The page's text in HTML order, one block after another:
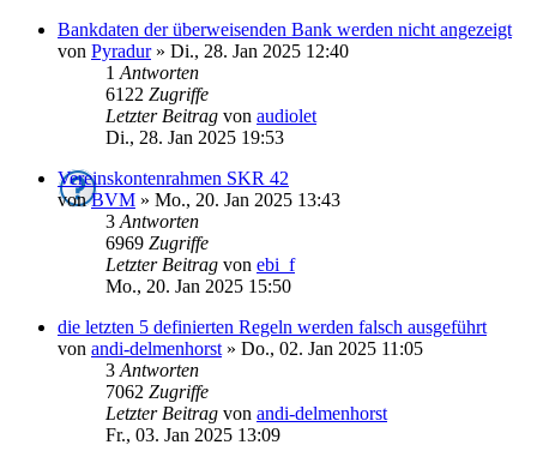
Bankdaten der überweisenden Bank werden nicht angezeigt
von Pyradur» Di., 28. Jan 2025 12:40
1 Antworten
6122 Zugriffe
Letzter Beitrag von audiolet
Di., 28. Jan 2025 19:53
Vereinskontenrahmen SKR 42
vonBVM » Mo., 20. Jan 2025 13:43
3 Antworten
6969 Zugriffe
Letzter Beitrag von ebi_f
Mo., 20. Jan 2025 15:50
die letzten 5 definierten Regeln werden falsch ausgeführt
von andi-delmenhorst » Do., 02. Jan 2025 11:05
3 Antworten
7062 Zugriffe
Letzter Beitrag von andi-delmenhorst
Fr., 03. Jan 2025 13:09